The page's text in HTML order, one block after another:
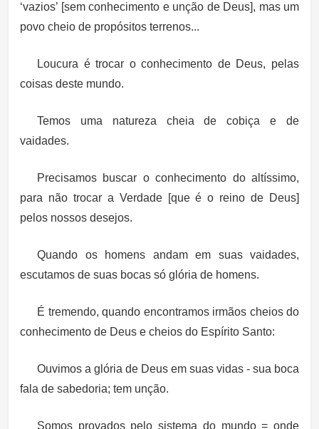
‘vazios’ [sem conhecimento e unção de Deus], mas um
povo cheio de propósitos terrenos...
Loucura é trocar o conhecimento de Deus, pelas
coisas deste mundo.
Temos uma natureza cheia de cobiça e de
vaidades.
Precisamos buscar o conhecimento do altíssimo,
para não trocar a Verdade [que é o reino de Deus]
pelos nossos desejos.
Quando os homens andam em suas vaidades,
escutamos de suas bocas só glória de homens.
É tremendo, quando encontramos irmãos cheios do
conhecimento de Deus e cheios do Espírito Santo:
Ouvimos a glória de Deus em suas vidas - sua boca
fala de sabedoria; tem unção.
Somos provados pelo sistema do mundo = onde